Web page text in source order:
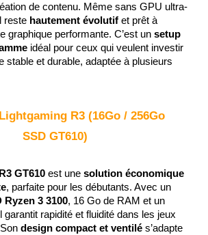
de contenu. Même sans GPU ultra-
reste hautement évolutif et prêt à
graphique performante. C’est un setup
idéal pour ceux qui veulent investir
stable et durable, adaptée à plusieurs
R3 (16Go / 256Go
SSD GT610)
GT610 est une solution économique
Ryzen 3 3100, 16 Go de RAM et un
garantit rapidité et fluidité dans les jeux
design compact et ventilé s’adapte